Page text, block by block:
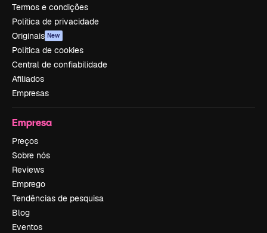
Termos e condições
Política de privacidade
Originais New
Política de cookies
Central de confiabilidade
Afiliados
Empresas
Empresa
Preços
Sobre nós
Reviews
Emprego
Tendências de pesquisa
Blog
Eventos